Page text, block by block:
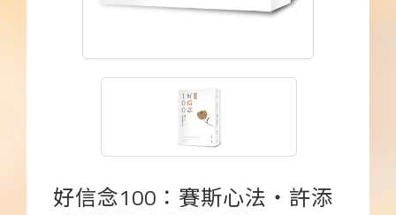
好信念100：賽斯心法・許添